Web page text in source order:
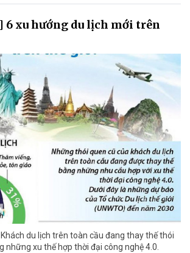
xu hướng du lịch mới trên
du lịch trên toàn cầu đang thay thế thói
những xu thế hợp thời đại công nghệ 4.0.